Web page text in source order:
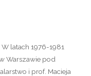
latach 1976-1981
Warszawie pod
i prof. Macieja